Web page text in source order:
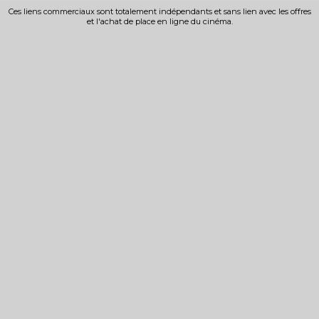
Ces liens commerciaux sont totalement indépendants et sans lien avec les offres
et l'achat de place en ligne du cinéma.